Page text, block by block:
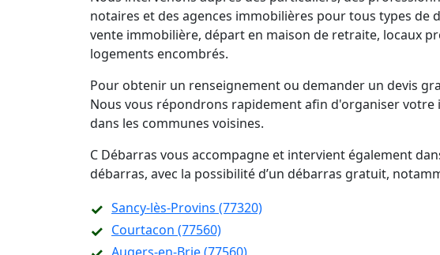
notaires et des agences immobilières pour tous types de
vente immobilière, départ en maison de retraite, locaux
logements encombrés.
Pour obtenir un renseignement ou demander un devis
Nous vous répondrons rapidement afin d'organiser
dans les communes voisines.
C Débarras vous accompagne et intervient également
débarras, avec la possibilité d’un débarras gratuit,
Sancy-lès-Provins (77320)
Courtacon (77560)